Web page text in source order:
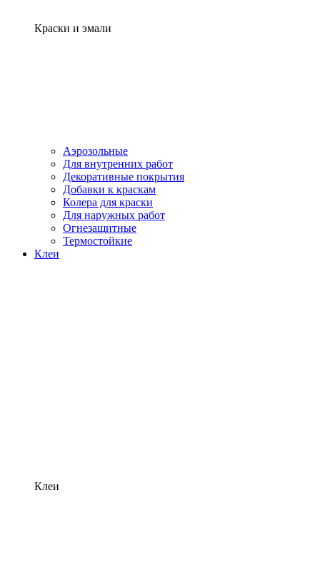
Краски и эмали
Аэрозольные
Для внутренних работ
Декоративные покрытия
Добавки к краскам
Колера для краски
Для наружных работ
Огнезащитные
Термостойкие
Клеи
Клеи